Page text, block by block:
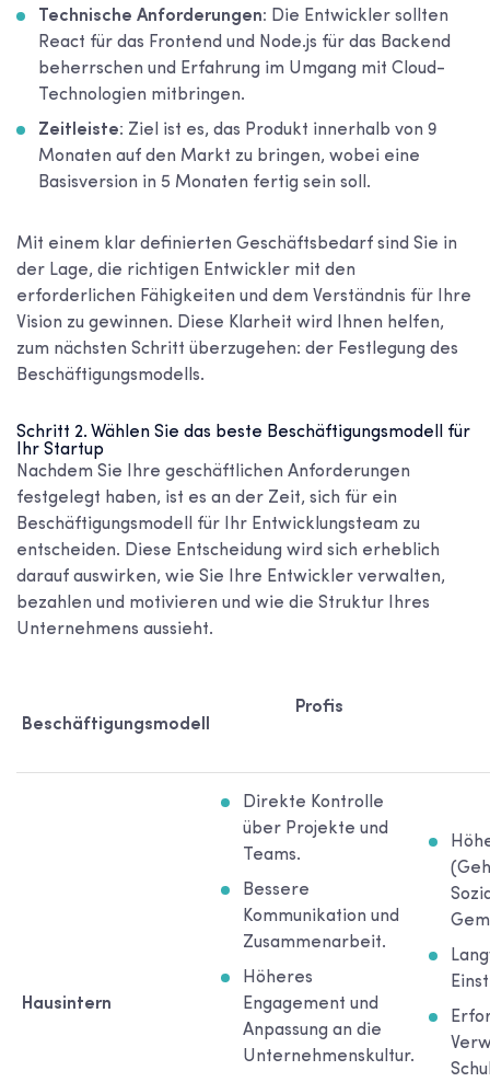
Technische Anforderungen: Die Entwickler sollten
React für das Frontend und Node.js für das Backend
beherrschen und Erfahrung im Umgang mit Cloud-
Technologien mitbringen.
Zeitleiste: Ziel ist es, das Produkt innerhalb von 9
Monaten auf den Markt zu bringen, wobei eine
Basisversion in 5 Monaten fertig sein soll.
Mit einem klar definierten Geschäftsbedarf sind Sie in
der Lage, die richtigen Entwickler mit den
erforderlichen Fähigkeiten und dem Verständnis für Ihre
Vision zu gewinnen. Diese Klarheit wird Ihnen helfen,
zum nächsten Schritt überzugehen: der Festlegung des
Beschäftigungsmodells.
Schritt 2. Wählen Sie das beste Beschäftigungsmodell für
Ihr Startup
Nachdem Sie Ihre geschäftlichen Anforderungen
festgelegt haben, ist es an der Zeit, sich für ein
Beschäftigungsmodell für Ihr Entwicklungsteam zu
entscheiden. Diese Entscheidung wird sich erheblich
darauf auswirken, wie Sie Ihre Entwickler verwalten,
bezahlen und motivieren und wie die Struktur Ihres
Unternehmens aussieht.
Beschäftigungsmodell
Profis
Hausintern
Direkte Kontrolle
über Projekte und
Teams.
Bessere
Kommunikation und
Zusammenarbeit.
Höheres
Engagement und
Anpassung an die
Unternehmenskultur.